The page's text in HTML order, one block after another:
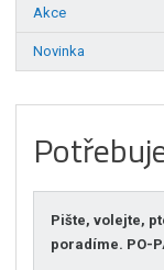
Akce
Novinka
Pište, volejte,
poradíme. PO-